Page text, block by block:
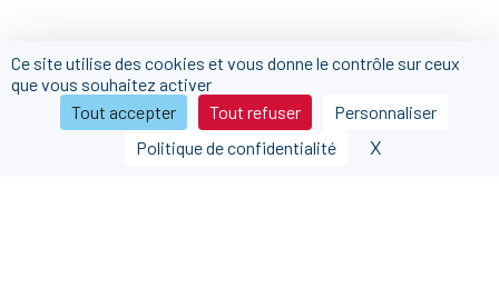
Ce site utilise des cookies et vous donne le contrôle sur ceux
que vous souhaitez activer
Tout accepter
Tout refuser
Personnaliser
Politique de confidentialité
X